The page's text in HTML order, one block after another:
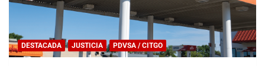
DESTACADA JUSTICIA PDVSA / CITGO